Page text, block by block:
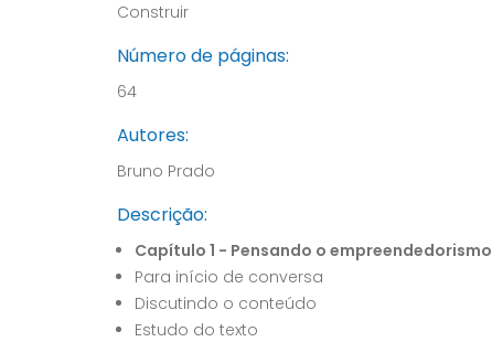
Construir
Número de páginas:
64
Autores:
Bruno Prado
Descrição:
Capítulo 1 - Pensando o empreendedorismo
Para início de conversa
Discutindo o conteúdo
Estudo do texto